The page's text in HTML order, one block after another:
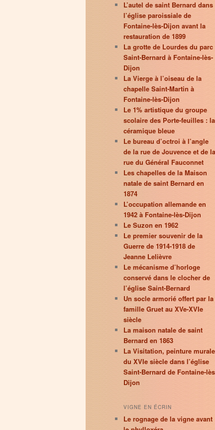
L’autel de saint Bernard dans
l’église paroissiale de
Fontaine-lès-Dijon avant la
restauration de 1899
La grotte de Lourdes du parc
Saint-Bernard à Fontaine-lès-
Dijon
La Vierge à l’oiseau de la
chapelle Saint-Martin à
Fontaine-lès-Dijon
Le 1% artistique du groupe
scolaire des Porte-feuilles : la
céramique bleue
Le bureau d’octroi à l’angle
de la rue de Jouvence et de la
rue du Général Fauconnet
Les chapelles de la Maison
natale de saint Bernard en
1874
L’occupation allemande en
1942 à Fontaine-lès-Dijon
Le Suzon en 1962
Le premier souvenir de la
Guerre de 1914-1918 de
Jeanne Lelièvre
Le mécanisme d’horloge
conservé dans le clocher de
l’église Saint-Bernard
Un socle armorié offert par la
famille Gruet au XVe-XVIe
siècle
La maison natale de saint
Bernard en 1863
La Visitation, peinture murale
du XVIe siècle dans l’église
Saint-Bernard de Fontaine-
Dijon
VIGNE EN ÉCRIN
Le rognage de la vigne avant